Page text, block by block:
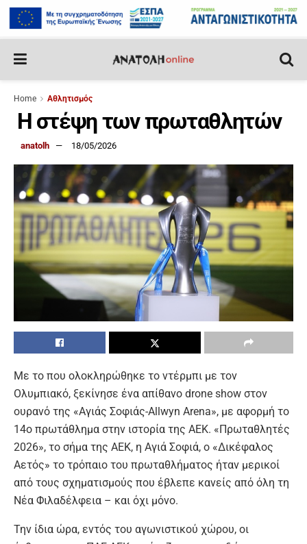
Home Αθλητισμός
Η στέψη των πρωταθλητών
anatolh 18/05/2026
Με το που ολοκληρώθηκε το ντέρμπι με τον
Ολυμπιακό, ξεκίνησε ένα απίθανο drone show στον
ουρανό της «Αγιάς Σοφιάς-Allwyn Arena», με αφορμή το
14ο πρωτάθλημα στην ιστορία της ΑΕΚ. «Πρωταθλητές
2026», το σήμα της ΑΕΚ, η Αγιά Σοφιά, ο «Δικέφαλος
Αετός» το τρόπαιο του πρωταθλήματος ήταν μερικοί
από τους σχηματισμούς που έβλεπε κανείς από όλη τη
Νέα Φιλαδέλφεια – και όχι μόνο.
Την ίδια ώρα, εντός του αγωνιστικού χώρου, οι